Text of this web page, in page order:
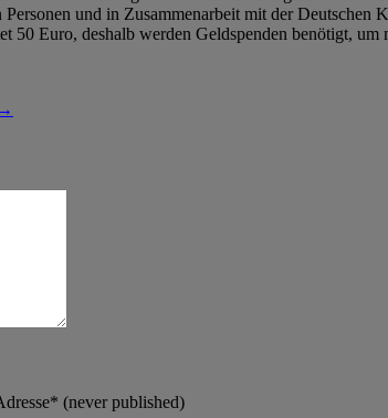
und in Zusammenarbeit mit der
50 Euro, deshalb werden Geldspenden benötigt,
→
* (never published)